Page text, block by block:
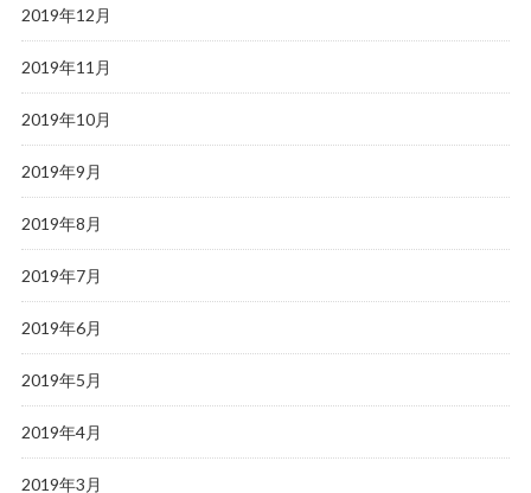
2019年12月
2019年11月
2019年10月
2019年9月
2019年8月
2019年7月
2019年6月
2019年5月
2019年4月
2019年3月